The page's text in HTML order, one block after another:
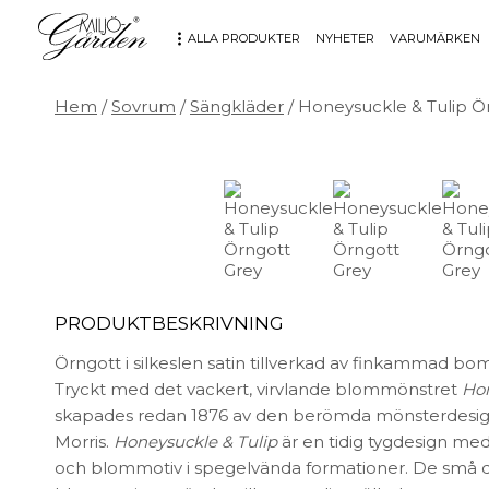
ALLA PRODUKTER
Soffor
Stolsdynor
Utemöbler
Badrum
Barn
Affischer
Dekorativt
Kontor
NYHETER VARUMÄRKEN
Hem /Sovrum /Sängkläder / Honeysuckle & Tulip
PRODUKTBESKRIVNING
Örngott i silkeslen satin tillverkad av finkammad
Tryckt med det vackert, virvlande blommönstret
skapades redan 1876 av den berömda
Morris. Honeysuckle & Tulipär en tidig tygdesign
och blommotiv i spegelvända formationer. De små